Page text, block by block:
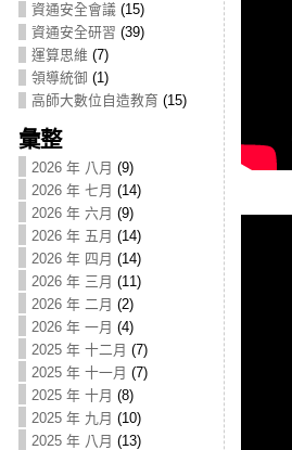
資通安全會議 (15)
資通安全研習 (39)
運算思維 (7)
領導統御 (1)
高師大數位自造教育 (15)
彙整
2026 年 八月 (9)
2026 年 七月 (14)
2026 年 六月 (9)
2026 年 五月 (14)
2026 年 四月 (14)
2026 年 三月 (11)
2026 年 二月 (2)
2026 年 一月 (4)
2025 年 十二月 (7)
2025 年 十一月 (7)
2025 年 十月 (8)
2025 年 九月 (10)
2025 年 八月 (13)